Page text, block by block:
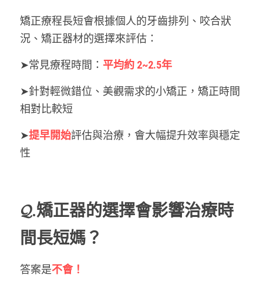
矯正療程長短會根據個人的牙齒排列、咬合狀
況、矯正器材的選擇來評估：
➤常見療程時間： 平均約 2~2.5年
➤針對輕微錯位、美觀需求的小矯正，矯正時間
相對比較短
➤提早開始評估與治療，會大幅提升效率與穩定
性
𝓠.矯正器的選擇會影響治療時
間長短媽？
答案是不會！